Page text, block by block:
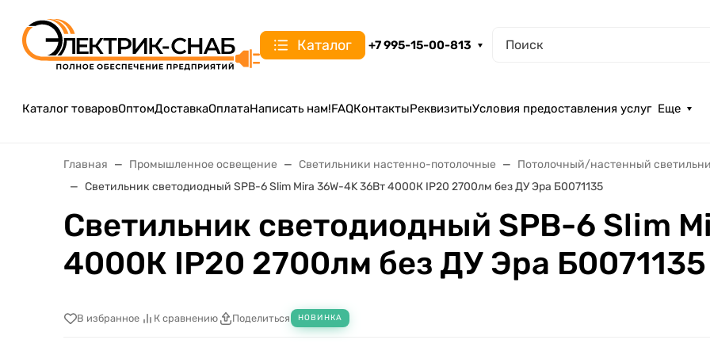
Каталог +7 995-15-00-813
Каталог товаровОптомДоставкаОплатаНаписать нам!FAQКонтактыРеквизитыУсловия предоставления услуг Еще
Главная Промышленное освещение Светильники настенно-потолочные
Потолочный/настенный
Светильник светодиодный SPB-6 Slim Mira 36W-4K 36Вт 4000К IP20 2700лм без ДУ Эра Б0071135
Светильник светодиодный SPB-6 Slim
4000К IP20 2700лм без ДУ Эра Б0071135
В избранное К сравнению Поделиться НОВИНКА